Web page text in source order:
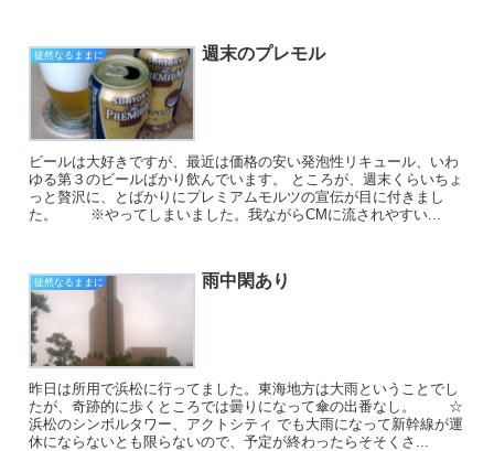
徒然なるままに 週末のプレモル
ビールは大好きですが、最近は価格の安い発泡性リキュール、いわ
ゆる第３のビールばかり飲んでいます。 ところが、週末くらいちょ
っと贅沢に、とばかりにプレミアムモルツの宣伝が目に付きまし
た。 ※やってしまいました。我ながらCMに流されやすい...
徒然なるままに 雨中閑あり
昨日は所用で浜松に行ってました。東海地方は大雨ということでし
たが、奇跡的に歩くところでは曇りになって傘の出番なし。 ☆
浜松のシンボルタワー、アクトシティ でも大雨になって新幹線が運
休にならないとも限らないので、予定が終わったらそそくさ...